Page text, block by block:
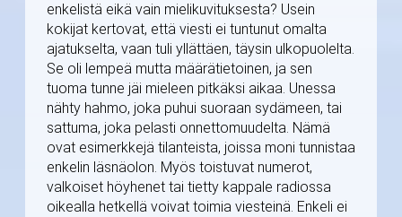
enkelistä eikä vain mielikuvituksesta? Usein
kokijat kertovat, että viesti ei tuntunut omalta
ajatukselta, vaan tuli yllättäen, täysin ulkopuolelta.
Se oli lempeä mutta määrätietoinen, ja sen
tuoma tunne jäi mieleen pitkäksi aikaa. Unessa
nähty hahmo, joka puhui suoraan sydämeen, tai
sattuma, joka pelasti onnettomuudelta. Nämä
ovat esimerkkejä tilanteista, joissa moni tunnistaa
enkelin läsnäolon. Myös toistuvat numerot,
valkoiset höyhenet tai tietty kappale radiossa
oikealla hetkellä voivat toimia viesteinä. Enkeli ei